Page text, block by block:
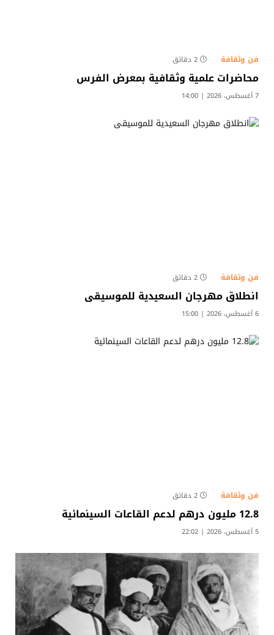
فن وثقافة 2 دقائق
محاضرات علمية وثقافية بمعرض الفرس
7 أغسطس، 2026 | 14:00
فن وثقافة 2 دقائق
انطلاق مهرجان السعيدية للموسيقى
6 أغسطس، 2026 | 15:00
فن وثقافة 2 دقائق
12.8 مليون درهم لدعم القاعات السينمائية
5 أغسطس، 2026 | 22:02